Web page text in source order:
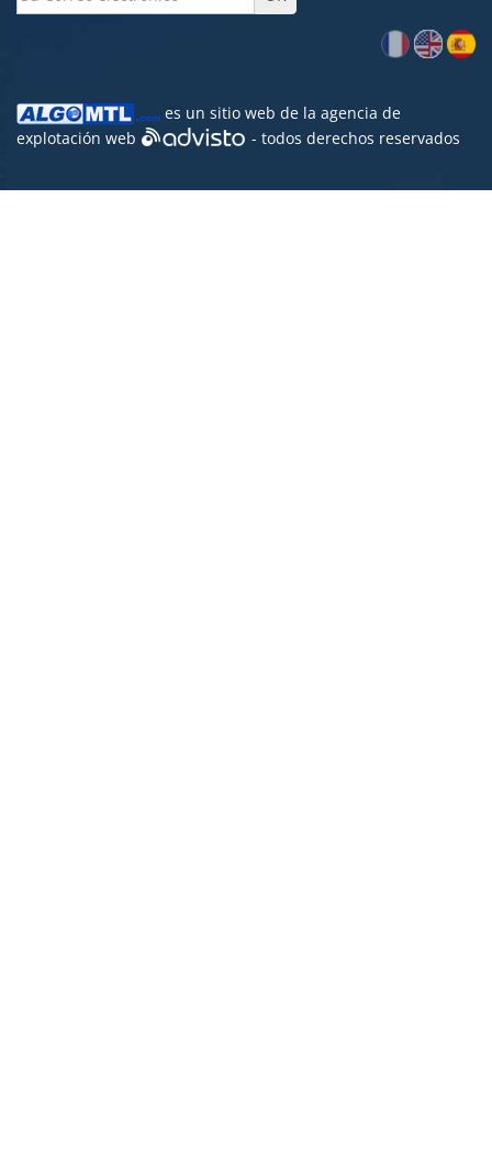
es un sitio web de la agencia de
explotación web
- todos derechos reservados